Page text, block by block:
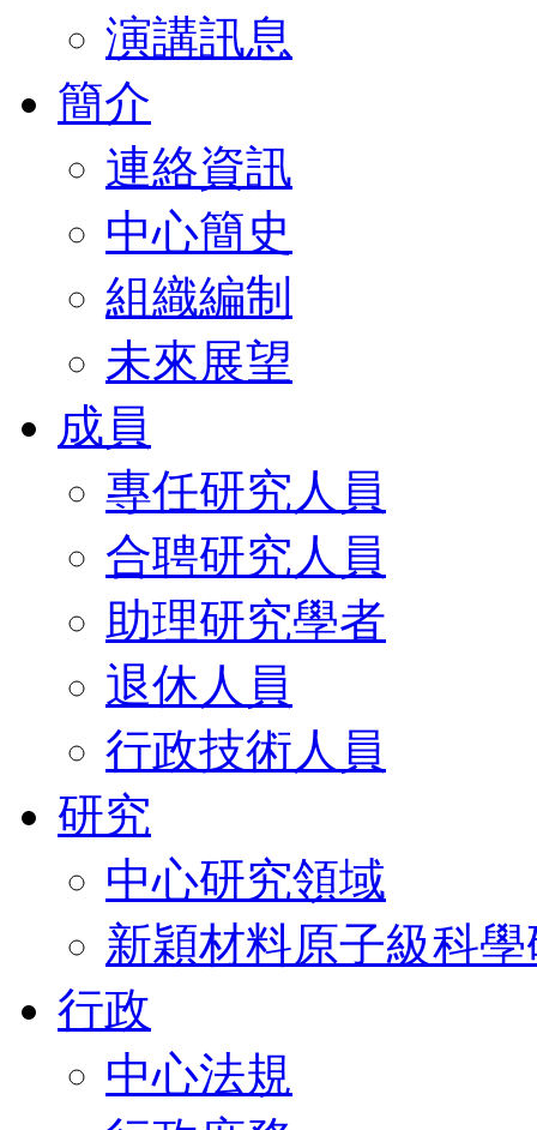
演講訊息
簡介
連絡資訊
中心簡史
組織編制
未來展望
成員
專任研究人員
合聘研究人員
助理研究學者
退休人員
行政技術人員
研究
中心研究領域
新穎材料原子級科
行政
中心法規